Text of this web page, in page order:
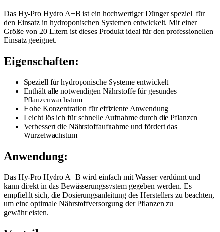
Das Hy-Pro Hydro A+B ist ein hochwertiger Dünger speziell für
den Einsatz in hydroponischen Systemen entwickelt. Mit einer
Größe von 20 Litern ist dieses Produkt ideal für den professionellen
Einsatz geeignet.
Eigenschaften:
Speziell für hydroponische Systeme entwickelt
Enthält alle notwendigen Nährstoffe für gesundes
Pflanzenwachstum
Hohe Konzentration für effiziente Anwendung
Leicht löslich für schnelle Aufnahme durch die Pflanzen
Verbessert die Nährstoffaufnahme und fördert das
Wurzelwachstum
Anwendung:
Das Hy-Pro Hydro A+B wird einfach mit Wasser verdünnt und
kann direkt in das Bewässerungssystem gegeben werden. Es
empfiehlt sich, die Dosierungsanleitung des Herstellers zu beachten,
um eine optimale Nährstoffversorgung der Pflanzen zu
gewährleisten.